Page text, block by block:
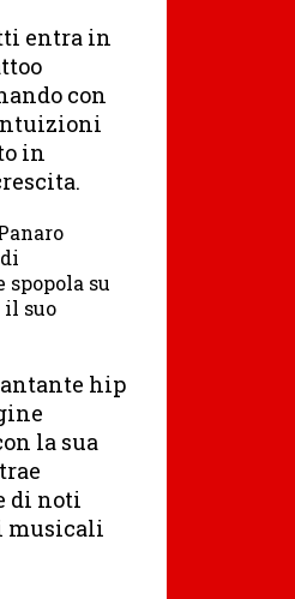
entra in
con
in
spopola su
suo
hip
la sua
di noti
musicali